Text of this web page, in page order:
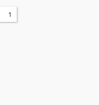
1